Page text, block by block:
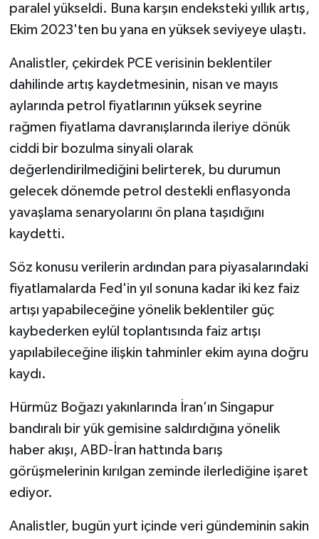
paralel yükseldi. Buna karşın endeksteki yıllık artış,
Ekim 2023'ten bu yana en yüksek seviyeye ulaştı.
Analistler, çekirdek PCE verisinin beklentiler
dahilinde artış kaydetmesinin, nisan ve mayıs
aylarında petrol fiyatlarının yüksek seyrine
rağmen fiyatlama davranışlarında ileriye dönük
ciddi bir bozulma sinyali olarak
değerlendirilmediğini belirterek, bu durumun
gelecek dönemde petrol destekli enflasyonda
yavaşlama senaryolarını ön plana taşıdığını
kaydetti.
Söz konusu verilerin ardından para piyasalarındaki
fiyatlamalarda Fed'in yıl sonuna kadar iki kez faiz
artışı yapabileceğine yönelik beklentiler güç
kaybederken eylül toplantısında faiz artışı
yapılabileceğine ilişkin tahminler ekim ayına doğru
kaydı.
Hürmüz Boğazı yakınlarında İran’ın Singapur
bandıralı bir yük gemisine saldırdığına yönelik
haber akışı, ABD-İran hattında barış
görüşmelerinin kırılgan zeminde ilerlediğine işaret
ediyor.
Analistler, bugün yurt içinde veri gündeminin sakin